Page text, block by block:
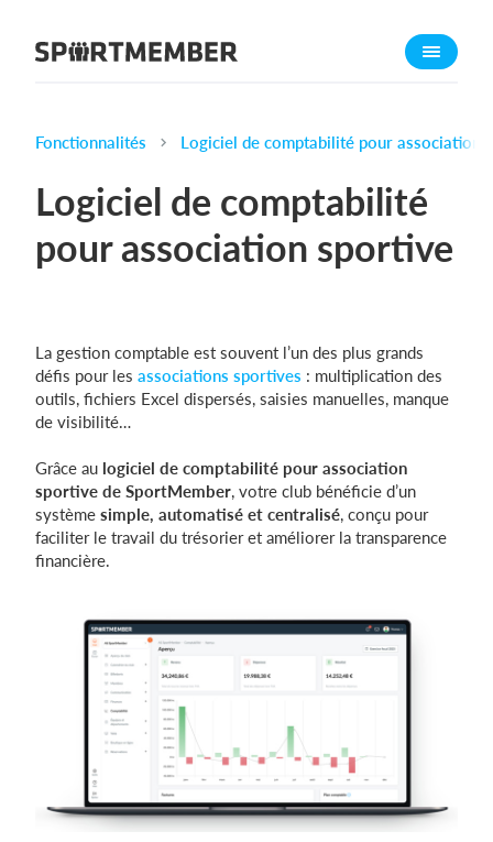
À propos de SportMember
Fonctionnalités
Calendrier sportif
Application sportive
Boutique en ligne
Français
Fonctionnalités Logiciel de comptabilité pour association
Logiciel de comptabilité
pour association sportive
La gestion comptable est souvent l’un des plus grands
défis pour les associations sportives : multiplication des
outils, fichiers Excel dispersés, saisies manuelles, manque
de visibilité…
Grâce au logiciel de comptabilité pour association
sportive de SportMember, votre club bénéficie d’un
système simple, automatisé et centralisé, conçu pour
faciliter le travail du trésorier et améliorer la transparence
financière.